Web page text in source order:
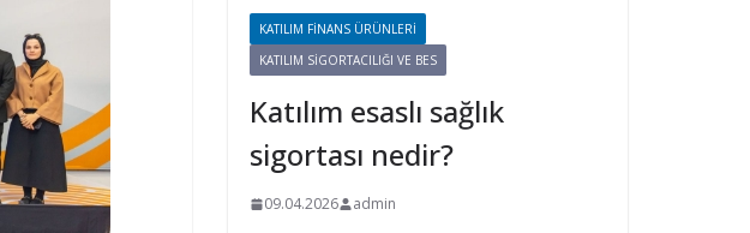
KATILIM FINANS ÜRÜNLERI
KATILIM SIGORTACILIĞI VE BES
Katılım esaslı sağlık
sigortası nedir?
09.04.2026 admin